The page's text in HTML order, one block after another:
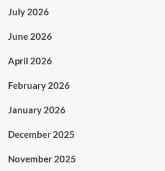
July 2026
June 2026
April 2026
February 2026
January 2026
December 2025
November 2025